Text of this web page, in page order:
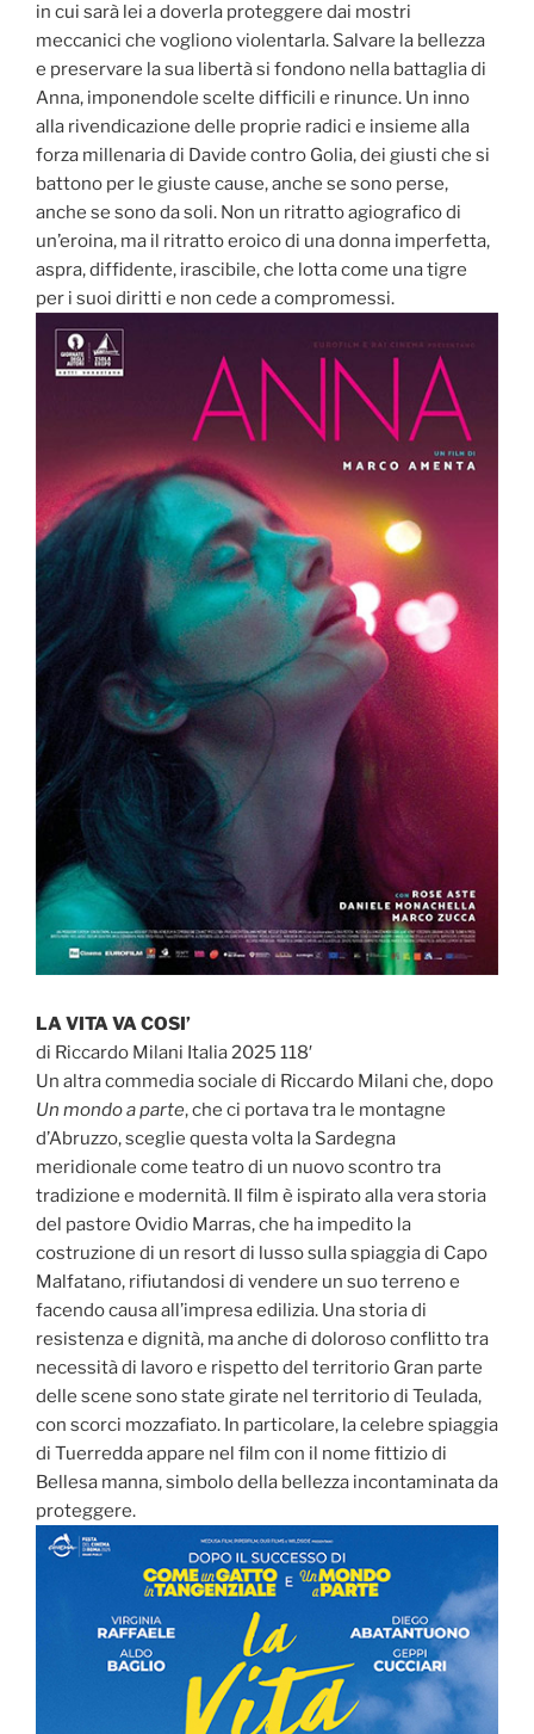
in cui sarà lei a doverla proteggere dai mostri
meccanici che vogliono violentarla. Salvare la bellezza
e preservare la sua libertà si fondono nella battaglia di
Anna, imponendole scelte difficili e rinunce. Un inno
alla rivendicazione delle proprie radici e insieme alla
forza millenaria di Davide contro Golia, dei giusti che si
battono per le giuste cause, anche se sono perse,
anche se sono da soli. Non un ritratto agiografico di
un’eroina, ma il ritratto eroico di una donna imperfetta,
aspra, diffidente, irascibile, che lotta come una tigre
per i suoi diritti e non cede a compromessi.
LA VITA VA COSI’
di Riccardo Milani Italia 2025 118′
Un altra commedia sociale di Riccardo Milani che, dopo
Un mondo a parte, che ci portava tra le montagne
d’Abruzzo, sceglie questa volta la Sardegna
meridionale come teatro di un nuovo scontro tra
tradizione e modernità. Il film è ispirato alla vera storia
del pastore Ovidio Marras, che ha impedito la
costruzione di un resort di lusso sulla spiaggia di Capo
Malfatano, rifiutandosi di vendere un suo terreno e
facendo causa all’impresa edilizia. Una storia di
resistenza e dignità, ma anche di doloroso conflitto tra
necessità di lavoro e rispetto del territorio Gran parte
delle scene sono state girate nel territorio di Teulada,
con scorci mozzafiato. In particolare, la celebre spiaggia
di Tuerredda appare nel film con il nome fittizio di
Bellesa manna, simbolo della bellezza incontaminata da
proteggere.